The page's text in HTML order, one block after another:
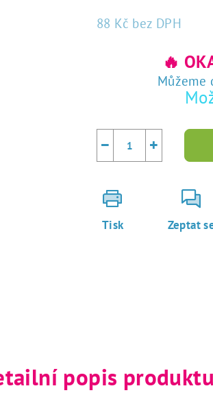
88 Kč bez DPH
🔥
Můžeme
+
−
Tisk Zeptat
popis produktu